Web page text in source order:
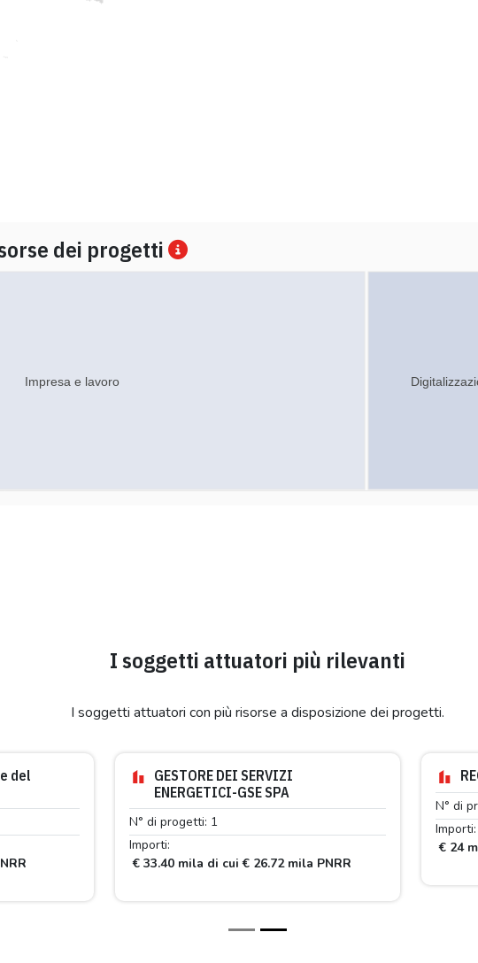
dei progetti
Impresa e lavoro
I soggetti attuatori più rilevanti
I soggetti attuatori con più risorse a disposizione dei progetti.
del
GESTORE DEI SERVIZI
ENERGETICI-GSE SPA
N° di progetti: 1
Importi:
€ 33.40 mila di cui € 26.72 mila PNRR
N° di
Importi:
€ 24